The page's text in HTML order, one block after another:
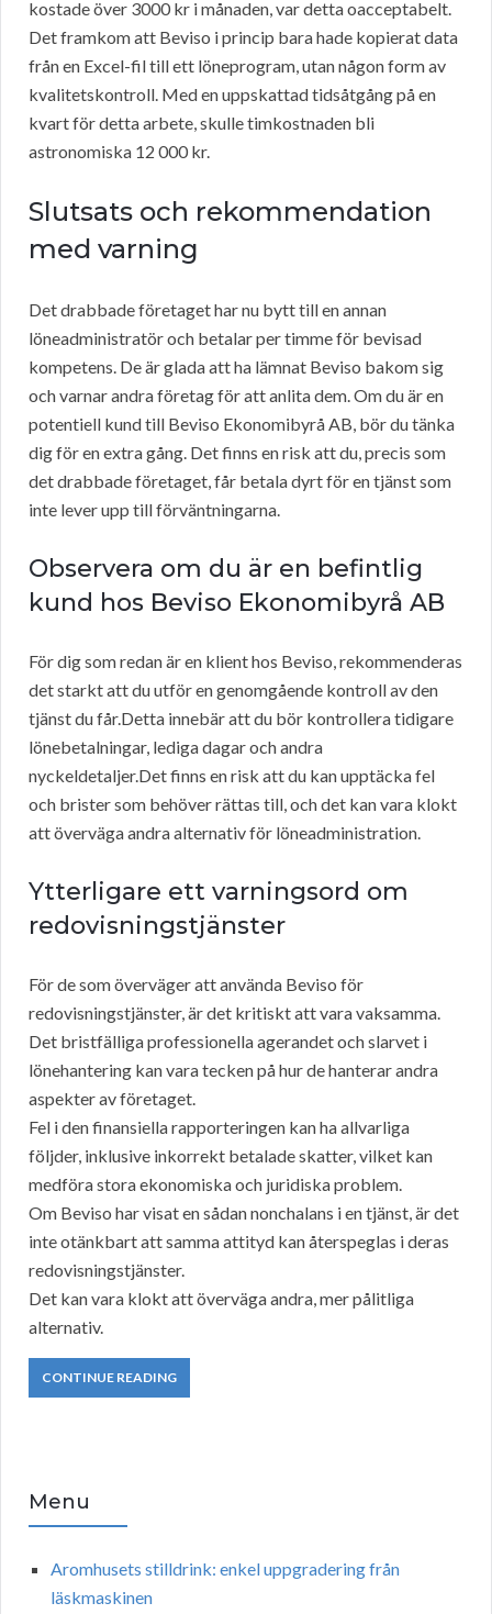
kostade över 3000 kr i månaden, var detta oacceptabelt.
Det framkom att Beviso i princip bara hade kopierat data
från en Excel-fil till ett löneprogram, utan någon form av
kvalitetskontroll. Med en uppskattad tidsåtgång på en
kvart för detta arbete, skulle timkostnaden bli
astronomiska 12 000 kr.
Slutsats och rekommendation
med varning
Det drabbade företaget har nu bytt till en annan
löneadministratör och betalar per timme för bevisad
kompetens. De är glada att ha lämnat Beviso bakom sig
och varnar andra företag för att anlita dem. Om du är en
potentiell kund till Beviso Ekonomibyrå AB, bör du tänka
dig för en extra gång. Det finns en risk att du, precis som
det drabbade företaget, får betala dyrt för en tjänst som
inte lever upp till förväntningarna.
Observera om du är en befintlig
kund hos Beviso Ekonomibyrå AB
För dig som redan är en klient hos Beviso, rekommenderas
det starkt att du utför en genomgående kontroll av den
tjänst du får.Detta innebär att du bör kontrollera tidigare
lönebetalningar, lediga dagar och andra
nyckeldetaljer.Det finns en risk att du kan upptäcka fel
och brister som behöver rättas till, och det kan vara klokt
att överväga andra alternativ för löneadministration.
Ytterligare ett varningsord om
redovisningstjänster
För de som överväger att använda Beviso för
redovisningstjänster, är det kritiskt att vara vaksamma.
Det bristfälliga professionella agerandet och slarvet i
lönehantering kan vara tecken på hur de hanterar andra
aspekter av företaget.
Fel i den finansiella rapporteringen kan ha allvarliga
följder, inklusive inkorrekt betalade skatter, vilket kan
medföra stora ekonomiska och juridiska problem.
Om Beviso har visat en sådan nonchalans i en tjänst, är det
inte otänkbart att samma attityd kan återspeglas i deras
redovisningstjänster.
Det kan vara klokt att överväga andra, mer pålitliga
alternativ.
CONTINUE READING
Menu
Aromhusets stilldrink: enkel uppgradering från
läskmaskinen